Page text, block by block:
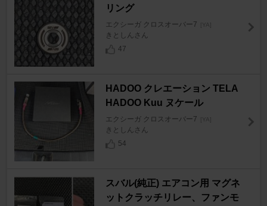
リング
エクシーガ クロスオーバー7 [YA]
きとしんさん
47
HADOO クレエーション TELA
HADOO Kuu ヌケール
エクシーガ クロスオーバー7 [YA]
きとしんさん
54
スバル(純正) エアコン用 マグネ
ットクラッチリレー、ファンモ